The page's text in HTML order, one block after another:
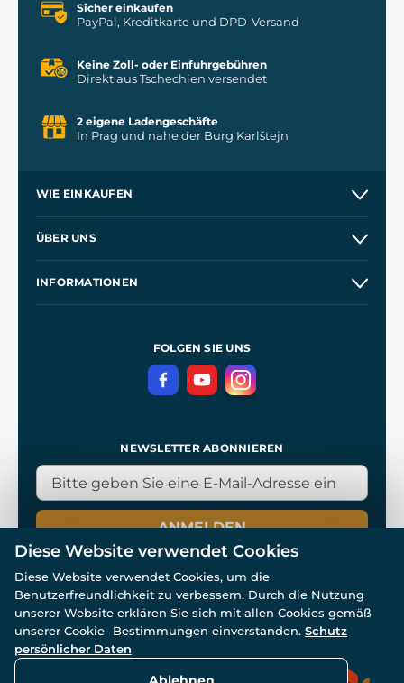
Sicher einkaufen
PayPal, Kreditkarte und DPD-Versand
Keine Zoll- oder Einfuhrgebühren
Direkt aus Tschechien versendet
2 eigene Ladengeschäfte
In Prag und nahe der Burg Karlštejn
WIE EINKAUFEN
Kontakt
ÜBER UNS
INFORMATIONEN
DatenschutzerklärungFOLGEN SIE UNS
NEWSLETTER ABONNIEREN
ANMELDEN
© Alle Rechte vorbehalten. www.wulflund.de 2007-2026.
Powered by
Diese Website verwendet Cookies
Diese Website verwendet Cookies, um die
Benutzerfreundlichkeit zu verbessern. Durch die Nutzung
unserer Website erklären Sie sich mit allen Cookies gemäß
unserer Cookie- Bestimmungen einverstanden. Schutz
persönlicher Daten